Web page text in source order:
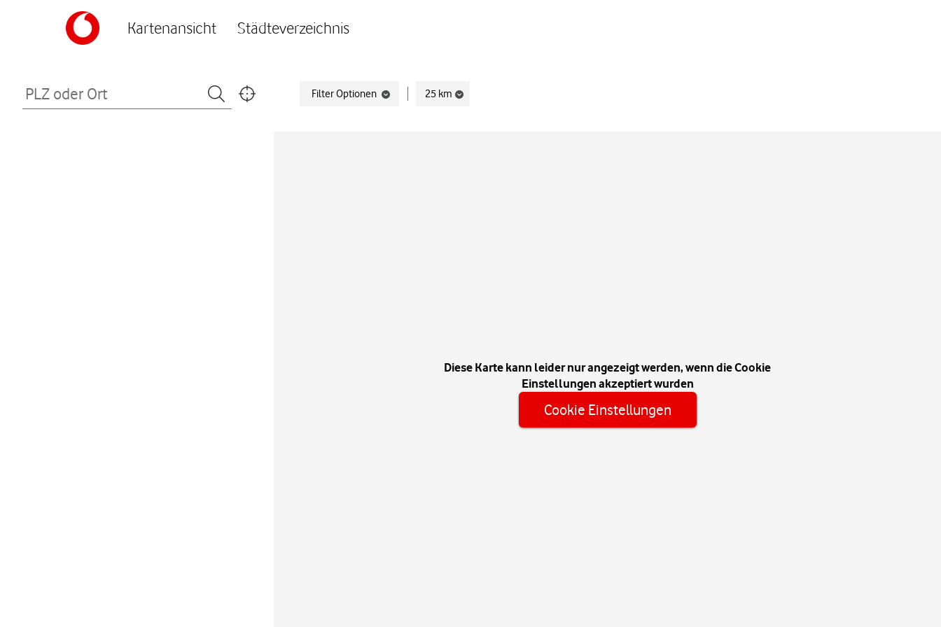
Kartenansicht Städteverzeichnis
PLZ oder Ort Submit a search.
Meinen Standort verwenden.Display filters.
Filter Optionen Display filters.
25 km
Diese Karte kann leider nur angezeigt werden, wenn die Cookie
Einstellungen akzeptiert wurden
Cookie Einstellungen